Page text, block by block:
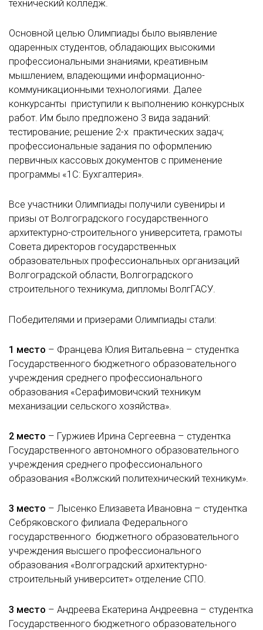
технический колледж.
Основной целью Олимпиады было выявление
одаренных студентов, обладающих высокими
профессиональными знаниями, креативным
мышлением, владеющими информационно-
коммуникационными технологиями. Далее
конкурсанты приступили к выполнению конкурсных
работ. Им было предложено 3 вида заданий:
тестирование; решение 2-х практических задач;
профессиональные задания по оформлению
первичных кассовых документов с применение
программы «1С: Бухгалтерия».
Все участники Олимпиады получили сувениры и
призы от Волгоградского государственного
архитектурно-строительного университета, грамоты
Совета директоров государственных
образовательных профессиональных организаций
Волгоградской области, Волгоградского
строительного техникума, дипломы ВолгГАСУ.
Победителями и призерами Олимпиады стали:
1 место – Францева Юлия Витальевна – студентка
Государственного бюджетного образовательного
учреждения среднего профессионального
образования «Серафимовичский техникум
механизации сельского хозяйства».
2 место – Гуржиев Ирина Сергеевна – студентка
Государственного автономного образовательного
учреждения среднего профессионального
образования «Волжский политехнический техникум».
3 место – Лысенко Елизавета Ивановна – студентка
Себряковского филиала Федерального
государственного бюджетного образовательного
учреждения высшего профессионального
образования «Волгоградский архитектурно-
строительный университет» отделение СПО.
3 место – Андреева Екатерина Андреевна – студентка
Государственного бюджетного образовательного